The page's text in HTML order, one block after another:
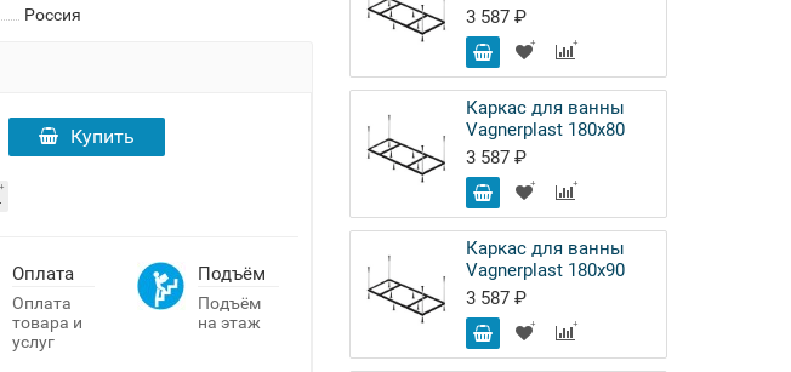
Россия
Купить
Оплата
Оплата
товара и
услуг
Подъём
Подъём
на этаж
3 587 ₽
Каркас для ванны
Vagnerplast 180х80
3 587 ₽
Каркас для ванны
Vagnerplast 180х90
3 587 ₽